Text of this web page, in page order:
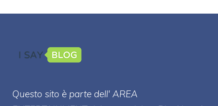
Questo sito è parte dell' AREA